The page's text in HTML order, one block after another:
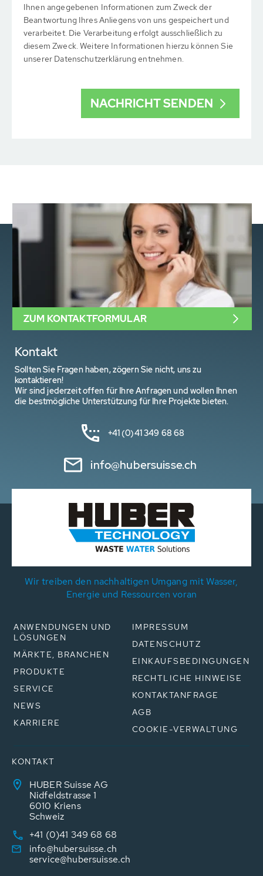
Ihnen angegebenen Informationen zum Zweck der
Beantwortung Ihres Anliegens von uns gespeichert und
verarbeitet. Die Verarbeitung erfolgt ausschließlich zu
diesem Zweck. Weitere Informationen hierzu können Sie
unserer Datenschutzerklärung entnehmen.
Kontakt
Sollten Sie Fragen haben, zögern Sie nicht, uns zu
kontaktieren!
Wir sind jederzeit offen für Ihre Anfragen und wollen Ihnen
die bestmögliche Unterstützung für Ihre Projekte bieten.
+41 (0)41 349 68 68
info@hubersuisse.ch
ZUM KONTAKTFORMULAR
Wir treiben den nachhaltigen Umgang mit Wasser,
Energie und Ressourcen voran
ANWENDUNGEN UND
LÖSUNGEN
MÄRKTE, BRANCHEN
PRODUKTE
SERVICE
NEWS
KARRIERE
IMPRESSUM
DATENSCHUTZ
EINKAUFSBEDINGUNGEN
RECHTLICHE HINWEISE
KONTAKTANFRAGE
AGB
COOKIE-VERWALTUNG
KONTAKT
HUBER Suisse AG
Nidfeldstrasse 1
6010 Kriens
Schweiz
+41 (0)41 349 68 68
info@hubersuisse.ch
service@hubersuisse.ch